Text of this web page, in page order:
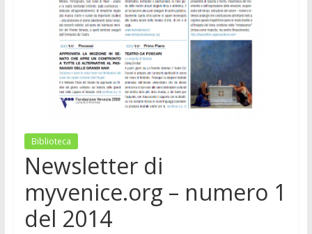
Biblioteca
Newsletter di
myvenice.org – numero 1
del 2014